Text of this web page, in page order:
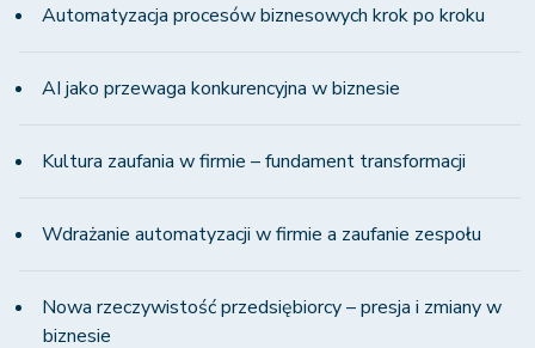
Automatyzacja procesów biznesowych krok po kroku
AI jako przewaga konkurencyjna w biznesie
Kultura zaufania w firmie – fundament transformacji
Wdrażanie automatyzacji w firmie a zaufanie zespołu
Nowa rzeczywistość przedsiębiorcy – presja i zmiany w
biznesie